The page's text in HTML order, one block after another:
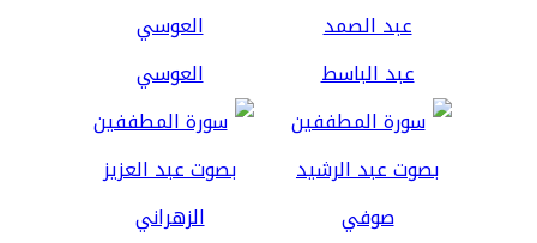
عبد الباسط العوسي